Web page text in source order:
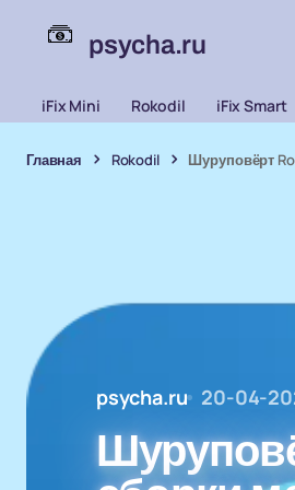
psycha.ru
iFix Mini Rokodil iFix Smart
Главная Rokodil Шуруповёрт
psycha.ru 20-04-